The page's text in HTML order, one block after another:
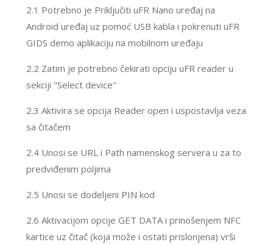
2.1 Potrebno je Priključiti uFR Nano uređaj na
Android uređaj uz pomoć USB kabla i pokrenuti uFR
GIDS demo aplikaciju na mobilnom uređaju
2.2 Zatim je potrebno čekirati opciju uFR reader u
sekciji "Select device"
2.3 Aktivira se opcija Reader open i uspostavlja veza
sa čitačem
2.4 Unosi se URL i Path namenskog servera u za to
predviđenim poljima
2.5 Unosi se dodeljeni PIN kod
2.6 Aktivacijom opcije GET DATA i prinošenjem NFC
kartice uz čitač (koja može i ostati prislonjena) vrši